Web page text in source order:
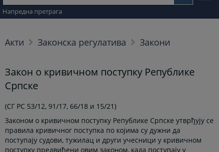
Напредна претрага
Акти Законска регулатива Закони
Закон о кривичном поступку Републике
Српске
(СГ РС 53/12, 91/17, 66/18 и 15/21)
Законом о кривичном поступку Републике Српске утврђују се
правила кривичног поступка по којима су дужни да
поступају судови, тужилац и други учесници у кривичном
поступку предвиђени овим законом, када поступају у